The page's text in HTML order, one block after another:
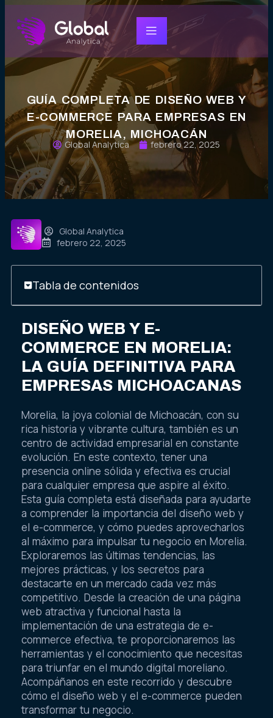
GUÍA COMPLETA DE DISEÑO WEB Y
E-COMMERCE PARA EMPRESAS EN
MORELIA, MICHOACÁN
Global Analytica febrero 22, 2025
Global Analytica
febrero 22, 2025
Tabla de contenidos
DISEÑO WEB Y E-
COMMERCE EN MORELIA:
LA GUÍA DEFINITIVA PARA
EMPRESAS MICHOACANAS
Morelia, la joya colonial de Michoacán, con su
rica historia y vibrante cultura, también es un
centro de actividad empresarial en constante
evolución. En este contexto, tener una
presencia online sólida y efectiva es crucial
para cualquier empresa que aspire al éxito.
Esta guía completa está diseñada para ayudarte
a comprender la importancia del diseño web y
el e-commerce, y cómo puedes aprovecharlos
al máximo para impulsar tu negocio en Morelia.
Exploraremos las últimas tendencias, las
mejores prácticas, y los secretos para
destacarte en un mercado cada vez más
competitivo. Desde la creación de una página
web atractiva y funcional hasta la
implementación de una estrategia de e-
commerce efectiva, te proporcionaremos las
herramientas y el conocimiento que necesitas
para triunfar en el mundo digital moreliano.
Acompáñanos en este recorrido y descubre
cómo el diseño web y el e-commerce pueden
transformar tu negocio.